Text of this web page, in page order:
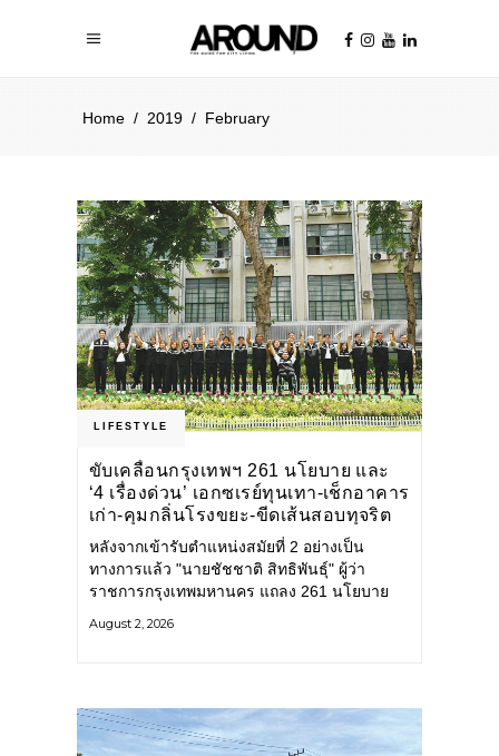
Home / 2019 / February
LIFESTYLE
ขับเคลื่อนกรุงเทพฯ 261 นโยบาย และ
‘4 เรื่องด่วน’ เอกซเรย์ทุนเทา-เช็กอาคาร
เก่า-คุมกลิ่นโรงขยะ-ขีดเส้นสอบทุจริต
หลังจากเข้ารับตำแหน่งสมัยที่ 2 อย่างเป็น
ทางการแล้ว "นายชัชชาติ สิทธิพันธุ์" ผู้ว่า
ราชการกรุงเทพมหานคร แถลง 261 นโยบาย
ยุทธศาสตร์ จัดทำตัวชี้วัด
August 2, 2026